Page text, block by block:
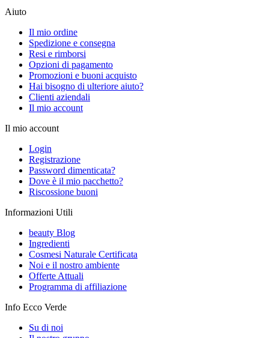
Aiuto
Il mio ordine
Spedizione e consegna
Resi e rimborsi
Opzioni di pagamento
Promozioni e buoni acquisto
Hai bisogno di ulteriore aiuto?
Clienti aziendali
Il mio account
Il mio account
Login
Registrazione
Password dimenticata?
Dove è il mio pacchetto?
Riscossione buoni
Informazioni Utili
beauty Blog
Ingredienti
Cosmesi Naturale Certificata
Noi e il nostro ambiente
Offerte Attuali
Programma di affiliazione
Info Ecco Verde
Su di noi